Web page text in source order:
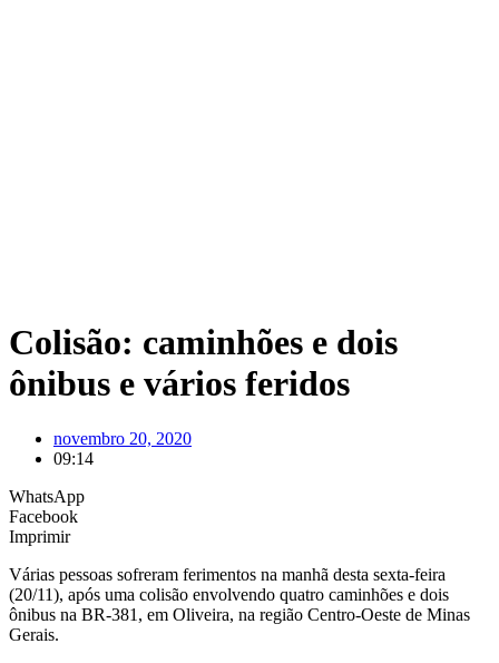
Colisão: caminhões e dois
ônibus e vários feridos
novembro 20, 2020
09:14
WhatsApp
Facebook
Imprimir
Várias pessoas sofreram ferimentos na manhã desta sexta-feira
(20/11), após uma colisão envolvendo quatro caminhões e dois
ônibus na BR-381, em Oliveira, na região Centro-Oeste de Minas
Gerais.